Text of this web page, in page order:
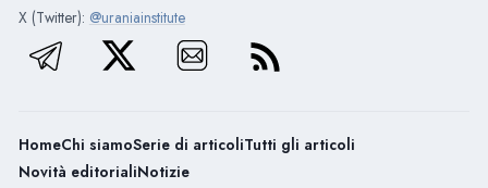
X (Twitter): @uraniainstitute
HomeChi siamoSerie di articoliTutti gli articoli
Novità editorialiNotizie